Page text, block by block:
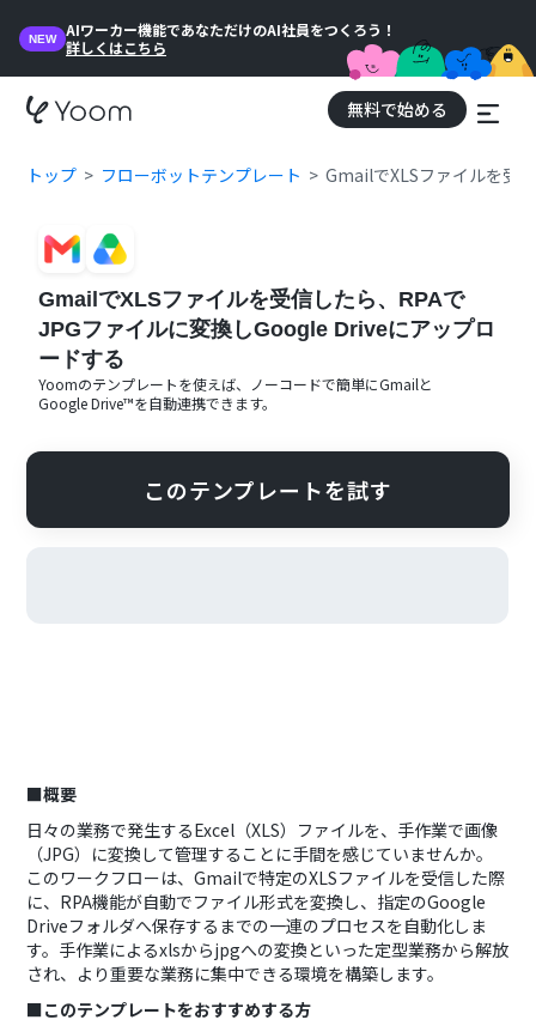
NEW
AIワーカー機能であなただけのAI社員をつくろう！
詳しくはこちら
無料で始める
トップ フローボットテンプレート GmailでXLSファイルを受
GmailでXLSファイルを受信したら、RPAで
JPGファイルに変換しGoogle Driveにアップロ
ードする
Yoomのテンプレートを使えば、ノーコードで簡単にGmailと
Google Drive™を自動連携できます。
このテンプレートを試す
■概要
日々の業務で発生するExcel（XLS）ファイルを、手作業で画像
（JPG）に変換して管理することに手間を感じていませんか。
このワークフローは、Gmailで特定のXLSファイルを受信した際
に、RPA機能が自動でファイル形式を変換し、指定のGoogle
Driveフォルダへ保存するまでの一連のプロセスを自動化しま
す。手作業によるxlsからjpgへの変換といった定型業務から解放
され、より重要な業務に集中できる環境を構築します。
■このテンプレートをおすすめする方